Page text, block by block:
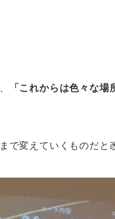
「これからは色々な場
変えていくものだと